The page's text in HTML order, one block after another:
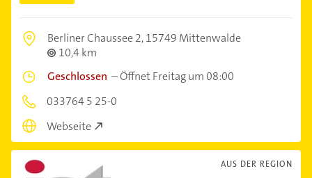
Berliner Chaussee 2,15749 Mittenwalde
10,4 km
Geschlossen –Öffnet Freitag um 08:00
033764 5 25-0
Webseite
AUS DER REGION